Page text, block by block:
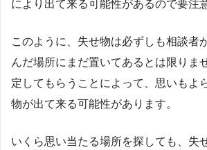
により出て来る可能性があるので要注
このように、失せ物は必ずしも相談者
んだ場所にまだ置いてあるとは限りま
定してもらうことによって、思いもよ
物が出て来る可能性があります。
いくら思い当たる場所を探しても、失